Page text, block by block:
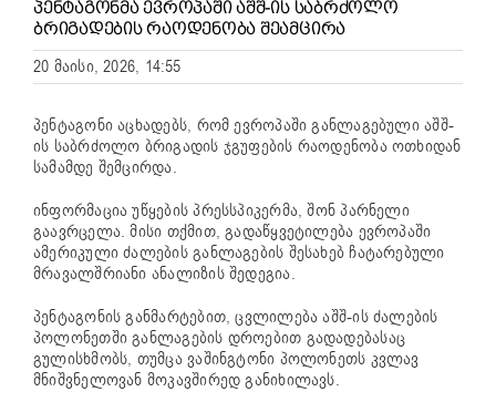
ᲞᲔᲜᲢᲐᲒᲝᲜᲛᲐ ᲔᲕᲠᲝᲞᲐᲨᲘ ᲐᲨᲨ-ᲘᲡ ᲡᲐᲑᲠᲫᲝᲚᲝ
ᲑᲠᲘᲒᲐᲓᲔᲑᲘᲡ ᲠᲐᲝᲓᲔᲜᲝᲑᲐ ᲨᲔᲐᲛᲪᲘᲠᲐ
20 მაისი, 2026, 14:55
პენტაგონი აცხადებს, რომ ევროპაში განლაგებული აშშ-
ის საბრძოლო ბრიგადის ჯგუფების რაოდენობა ოთხიდან
სამამდე შემცირდა.
ინფორმაცია უწყების პრესსპიკერმა,შონ პარნელი
გაავრცელა. მისი თქმით, გადაწყვეტილება ევროპაში
ამერიკული ძალების განლაგების შესახებ ჩატარებული
მრავალშრიანი ანალიზის შედეგია.
პენტაგონის განმარტებით, ცვლილება აშშ-ის ძალების
პოლონეთში განლაგების დროებით გადადებასაც
გულისხმობს, თუმცა ვაშინგტონი პოლონეთს კვლავ
მნიშვნელოვან მოკავშირედ განიხილავს.